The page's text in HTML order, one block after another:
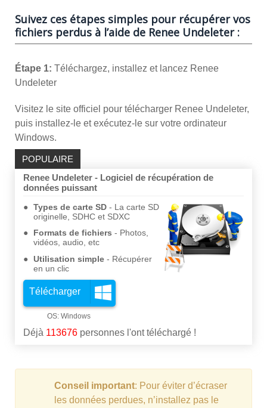
Suivez ces étapes simples pour récupérer vos
fichiers perdus à l’aide de Renee Undeleter :
Étape 1: Téléchargez, installez et lancez Renee
Undeleter
Visitez le site officiel pour télécharger Renee Undeleter,
puis installez-le et exécutez-le sur votre ordinateur
Windows.
POPULAIRE
Renee Undeleter - Logiciel de récupération de
données puissant
Types de carte SD
La carte SD
originelle, SDHC et SDXC
Formats de fichiers
Photos,
vidéos, audio, etc
Utilisation simple
Récupérer
en un clic
Télécharger
Déjà 113676 personnes l'ont téléchargé !
Conseil important: Pour éviter d’écraser
les données perdues, n’installez pas le